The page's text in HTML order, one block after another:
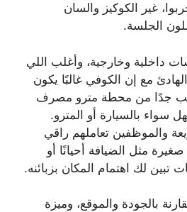
غير الكوكيز والسان
الجلسة.
داخلية وخارجية، وأغلب اللي
مع إن الكوفي غالبًا يكون
جدًا من محطة مترو مصرف
سواء بالسيارة أو المترو.
والموظفين تعاملهم راقي
مثل الضيافة أحيانًا أو
تبين لك اهتمام المكان بزبائنه.
بالجودة والموقع، وميزة